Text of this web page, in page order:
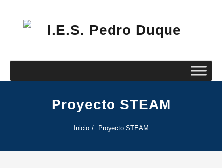
contenido
Proyecto STEAM
Inicio Proyecto STEAM